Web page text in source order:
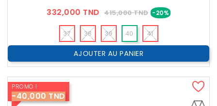
332,000 TND Prix
Public
415,000 TND -20%Prix
37 38 39 40 41
AJOUTER AU PANIER
PROMO !
-40,000 TND